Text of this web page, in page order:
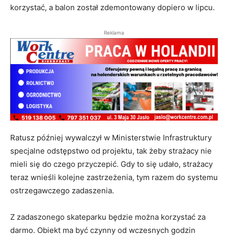
korzystać, a balon został zdemontowany dopiero w lipcu.
Reklama
Ratusz później wywalczył w Ministerstwie Infrastruktury
specjalne odstępstwo od projektu, tak żeby strażacy nie
mieli się do czego przyczepić. Gdy to się udało, strażacy
teraz wnieśli kolejne zastrzeżenia, tym razem do systemu
ostrzegawczego zadaszenia.
Z zadaszonego skateparku będzie można korzystać za
darmo. Obiekt ma być czynny od wczesnych godzin